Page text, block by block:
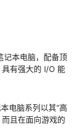
记本电脑，配备顶
有强大的 I/O 能
电脑系列以其“高
且在面向游戏的